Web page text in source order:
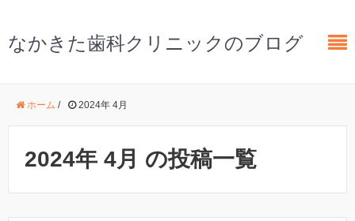
なかきた歯科クリニックのブログ
ホーム / 2024年 4月
2024年 4月 の投稿一覧